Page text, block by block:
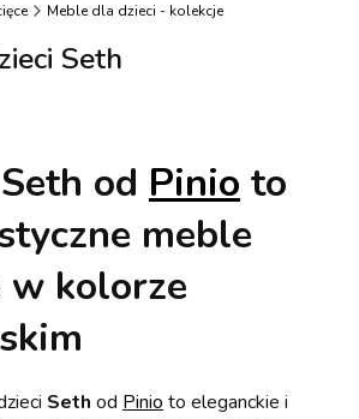
Meble dla dzieci - kolekcje
Seth
od Pinio to
meble
w kolorze
Seth od Pinio to eleganckie i